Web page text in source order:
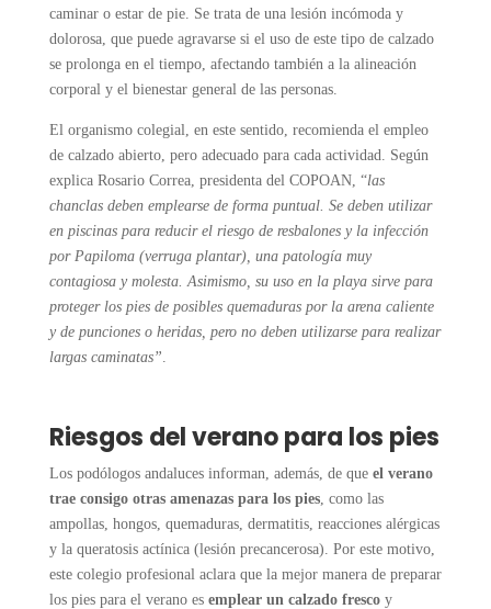
caminar o estar de pie. Se trata de una lesión incómoda y
dolorosa, que puede agravarse si el uso de este tipo de calzado
se prolonga en el tiempo, afectando también a la alineación
corporal y el bienestar general de las personas.
El organismo colegial, en este sentido, recomienda el empleo
de calzado abierto, pero adecuado para cada actividad. Según
explica Rosario Correa, presidenta del COPOAN, “las
chanclas deben emplearse de forma puntual. Se deben utilizar
en piscinas para reducir el riesgo de resbalones y la infección
por Papiloma (verruga plantar), una patología muy
contagiosa y molesta. Asimismo, su uso en la playa sirve para
proteger los pies de posibles quemaduras por la arena caliente
y de punciones o heridas, pero no deben utilizarse para realizar
largas caminatas”.
Riesgos del verano para los pies
Los podólogos andaluces informan, además, de que el verano
trae consigo otras amenazas para los pies, como las
ampollas, hongos, quemaduras, dermatitis, reacciones alérgicas
y la queratosis actínica (lesión precancerosa). Por este motivo,
este colegio profesional aclara que la mejor manera de preparar
los pies para el verano es emplear un calzado frescoy